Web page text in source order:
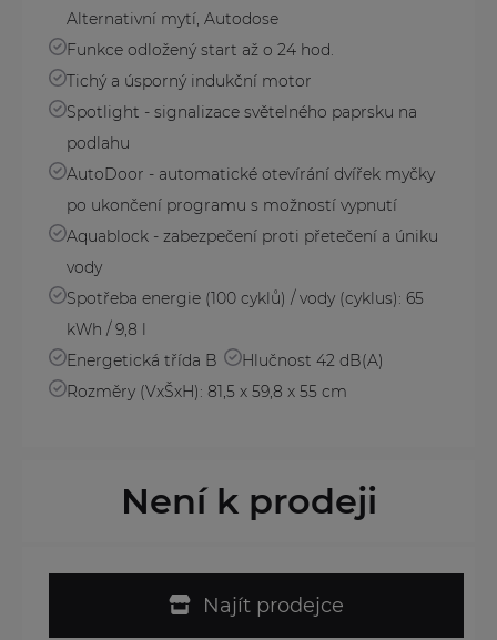
Alternativní mytí, Autodose
Funkce odložený start až o 24 hod.
Tichý a úsporný indukční motor
Spotlight - signalizace světelného paprsku na
podlahu
AutoDoor - automatické otevírání dvířek myčky
po ukončení programu s možností vypnutí
Aquablock - zabezpečení proti přetečení a úniku
vody
Spotřeba energie (100 cyklů) / vody (cyklus): 65
kWh / 9,8 l
Energetická třída B
Hlučnost 42 dB(A)
Rozměry (VxŠxH): 81,5 x 59,8 x 55 cm
Není k prodeji
Najít prodejce